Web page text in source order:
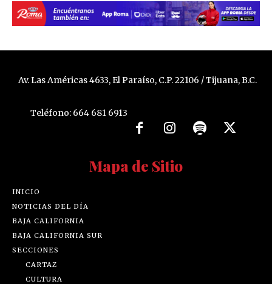
Av. Las Américas 4633, El Paraíso, C.P. 22106 / Tijuana, B.C.
Teléfono: 664 681 6913
Mapa de Sitio
INICIO
NOTICIAS DEL DÍA
BAJA CALIFORNIA
BAJA CALIFORNIA SUR
SECCIONES
CARTAZ
CULTURA